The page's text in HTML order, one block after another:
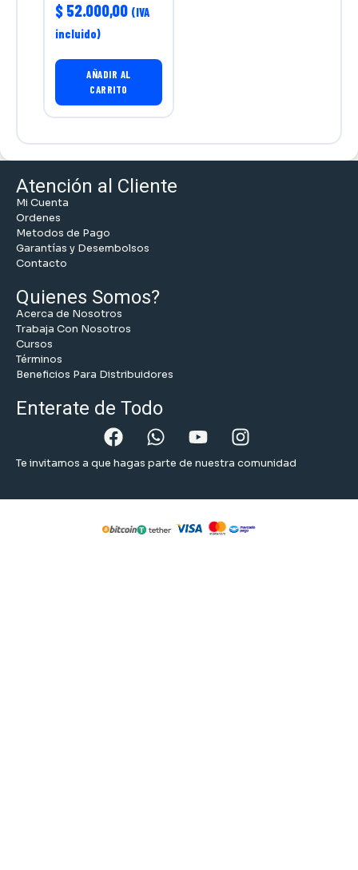
$ 52.000,00 (IVA
incluido)
AÑADIR AL
CARRITO
Atención al Cliente
Mi Cuenta
Ordenes
Metodos de Pago
Garantías y Desembolsos
Contacto
Quienes Somos?
Acerca de Nosotros
Trabaja Con Nosotros
Cursos
Términos
Beneficios Para Distribuidores
Enterate de Todo
Te invitamos a que hagas parte de nuestra comunidad